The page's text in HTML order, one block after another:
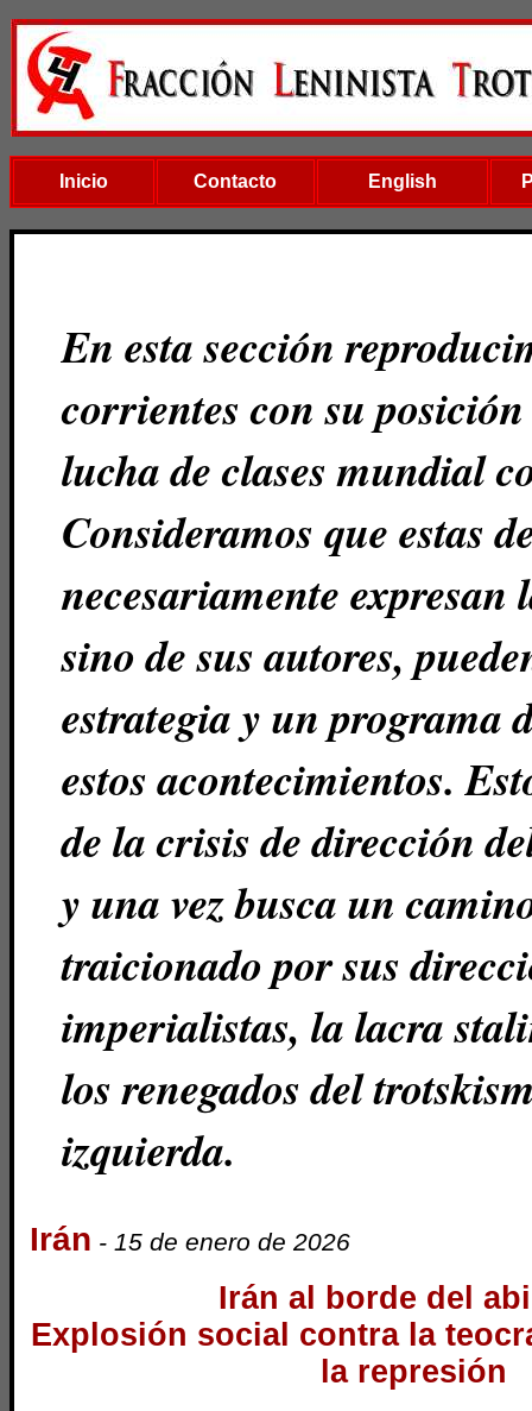
Inicio Contacto English
En esta sección
corrientes con su
lucha de clases mundial
Consideramos que estas
necesariamente
sino de sus autores,
estrategia y un programa
estos acontecimientos.
de la crisis de dirección
y una vez busca un
traicionado por sus
imperialistas, la lacra
los renegados del
izquierda.
Irán - 15 de enero de 2026
Irán al borde del
Explosión social contra la
la represión